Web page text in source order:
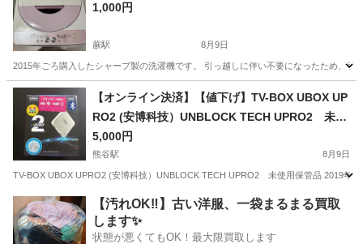
1,000円
蕨駅 8月9日
2015年ごろ購入したシャープ製の洗濯機です。 引っ越しに伴い不要になったため、
埼玉 蕨市 蕨駅 生活家電
【オンライン決済】【値下げ】TV-BOX UBOX UP
RO2 (安博科技）UNBLOCK TECH UPRO2 未使
用保管品
5,000円
熊谷駅 8月9日
TV-BOX UBOX UPRO2 (安博科技）UNBLOCK TECH UPRO2 未使用保管品 2019年
埼玉 熊谷市 熊谷駅 映像プレーヤー、レコーダー
【汚れOK‼️】古い洋服、一袋まるまる買取
します✨
状態が悪くてもOK！最大限買取します